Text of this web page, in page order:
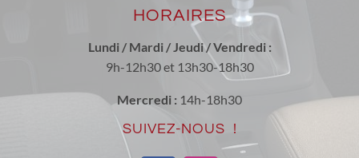
Nous contacter
Tarif de la main d’oeuvre
Mentions Légales
Entretien & réparation toutes marques
Conversion Ethanol
Les Produits ECOTEC
HORAIRES
Lundi / Mardi / Jeudi / Vendredi :
9h-12h30 et 13h30-18h30
Mercredi : 14h-18h30
SUIVEZ-NOUS !